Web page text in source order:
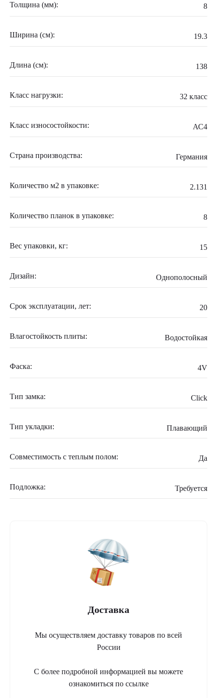
Толщина (мм): 8
Ширина (см): 19.3
Длина (см): 138
Класс нагрузки: 32 класс
Класс износостойкости: АС4
Страна производства: Германия
Количество м2 в упаковке: 2.131
Количество планок в упаковке: 8
Вес упаковки, кг: 15
Дизайн: Однополосный
Срок эксплуатации, лет: 20
Влагостойкость плиты: Водостойкая
Фаска: 4V
Тип замка: Click
Тип укладки: Плавающий
Совместимость с теплым полом: Да
Подложка: Требуется
Доставка
Мы осуществляем доставку товаров по всей
России
С более подробной информацией вы можете
ознакомиться по ссылке